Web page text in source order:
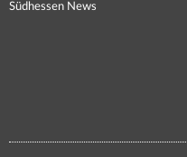
Südhessen News